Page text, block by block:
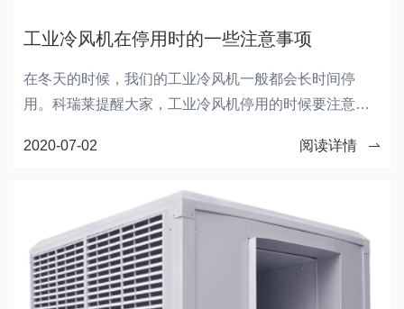
工业冷风机在停用时的一些注意事项
在冬天的时候，我们的工业冷风机一般都会长时间停
用。科瑞莱提醒大家，工业冷风机停用的时候要注意下
2020-07-02
阅读详情